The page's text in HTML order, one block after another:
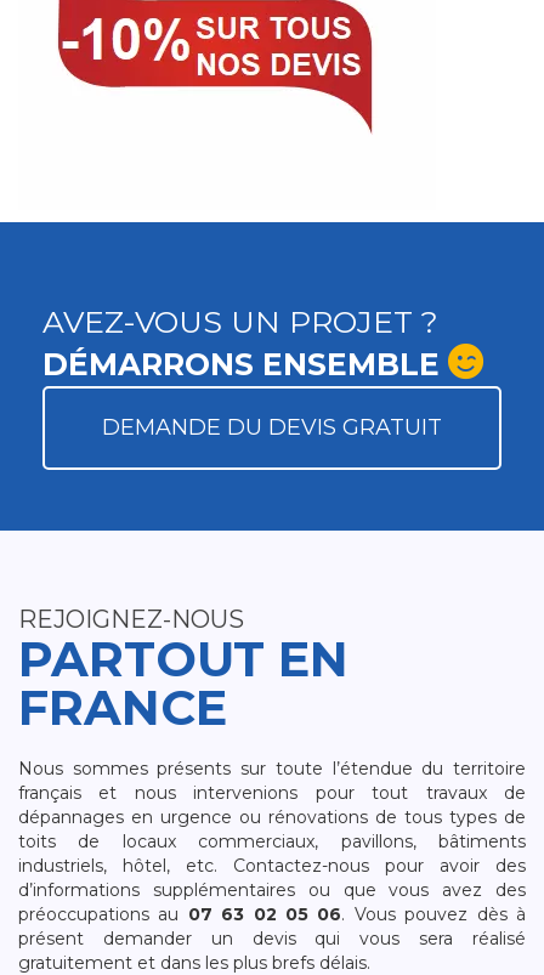
AVEZ-VOUS UN PROJET ?
DÉMARRONS ENSEMBLE
DEMANDE DU DEVIS GRATUIT
REJOIGNEZ-NOUS
PARTOUT EN
FRANCE
Nous sommes présents sur toute l’étendue du territoire
français et nous intervenions pour tout travaux de
dépannages en urgence ou rénovations de tous types de
toits de locaux commerciaux, pavillons, bâtiments
industriels, hôtel, etc. Contactez-nous pour avoir des
d’informations supplémentaires ou que vous avez des
préoccupations au 07 63 02 05 06. Vous pouvez dès à
présent demander un devis qui vous sera réalisé
gratuitement et dans les plus brefs délais.